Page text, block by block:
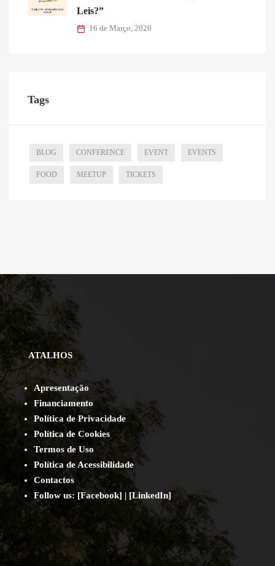
Leis?”
16 de Março, 2026
Tags
BLOG CONFERENCE EVENT EVENTS
FOOD MEETUP TICKETS
ATALHOS
Apresentação
Financiamento
Política de Privacidade
Política de Cookies
Termos de Uso
Política de Acessibilidade
Contactos
Follow us: [Facebook] | [LinkedIn]